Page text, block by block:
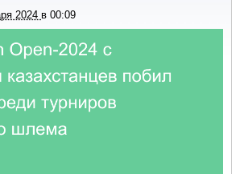
2024 в 00:09